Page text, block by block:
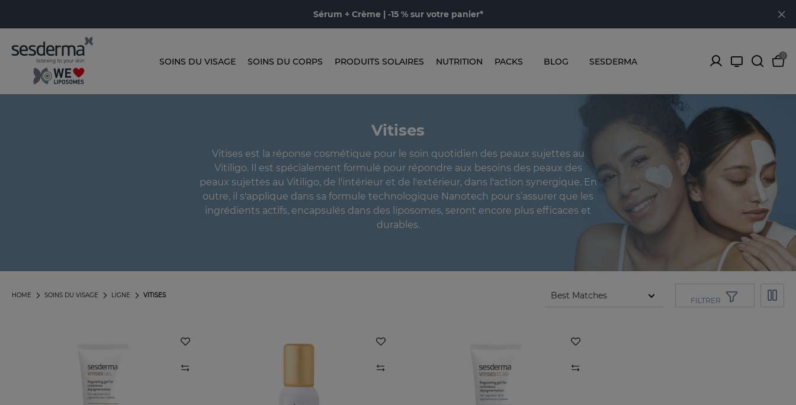
Sérum + Crème | -15 % sur votre panier*
SOINS DU VISAGE SOINS DU CORPS PRODUITS SOLAIRES NUTRITION PACKS BLOG SESDERMA
0
Vitises
Vitises est la réponse cosmétique pour le soin quotidien des peaux sujettes au
Vitiligo. Il est spécialement formulé pour répondre aux besoins des peaux des
peaux sujettes au Vitiligo, de l'intérieur et de l'extérieur, dans l'action synergique. En
outre, il s'applique dans sa formule technologique Nanotech pour s’assurer que les
ingrédients actifs, encapsulés dans des liposomes, seront encore plus efficaces et
durables.
VITISES
LIGNE
SOINS DU VISAGE
HOME
FILTRER